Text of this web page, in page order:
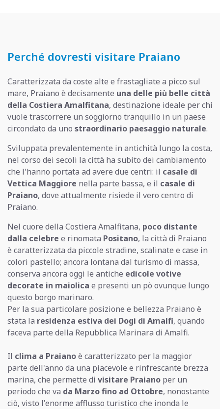
Perché dovresti visitare Praiano
Caratterizzata da coste alte e frastagliate a picco sul
mare, Praiano è decisamente una delle più belle città
della Costiera Amalfitana, destinazione ideale per chi
vuole trascorrere un soggiorno tranquillo in un paese
circondato da uno straordinario paesaggio naturale.
Sviluppata prevalentemente in antichità lungo la costa,
nel corso dei secoli la città ha subito dei cambiamento
che l'hanno portata ad avere due centri: il casale di
Vettica Maggiore nella parte bassa, e il casale di
Praiano, dove attualmente risiede il vero centro di
Praiano.
Nel cuore della Costiera Amalfitana, poco distante
dalla celebre e rinomata Positano, la città di Praiano
è caratterizzata da piccole stradine, scalinate e case in
colori pastello; ancora lontana dal turismo di massa,
conserva ancora oggi le antiche edicole votive
decorate in maiolica e presenti un pò ovunque lungo
questo borgo marinaro.
Per la sua particolare posizione e bellezza Praiano è
stata la residenza estiva dei Dogi di Amalfi, quando
faceva parte della Repubblica Marinara di Amalfi.
Il clima a Praianoè caratterizzato per la maggior
parte dell'anno da una piacevole e rinfrescante brezza
marina, che permette di visitare Praiano per un
periodo che va da Marzo fino ad Ottobre, nonostante
ciò, visto l'enorme afflusso turistico che inonda le